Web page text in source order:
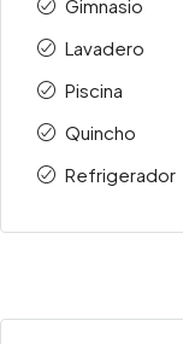
Gimnasio
Lavadero
Piscina
Quincho
Refrigerador